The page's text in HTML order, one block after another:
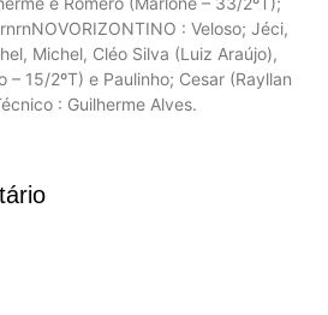
: Veloso; Jéci,
Michel, Cléo Silva (Luiz Araújo),
– 15/2ºT) e Paulinho; Cesar (Rayllan
: Guilherme Alves.